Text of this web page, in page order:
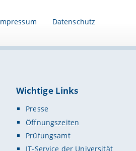
Datenschutz
Wichtige Links
Presse
Öffnungszeiten
Prüfungsamt
IT-Service der Universität